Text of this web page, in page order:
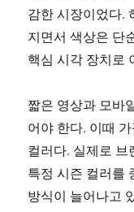
감한 시장이었다.
지면서 색상은 단
핵심 시각 장치로
짧은 영상과 모바
어야 한다. 이때
컬러다. 실제로 브
특정 시즌 컬러를
방식이 늘어나고